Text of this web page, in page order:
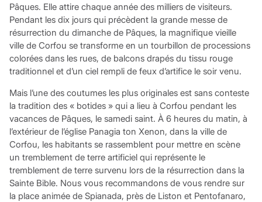
Pâques. Elle attire chaque année des milliers de visiteurs.
Pendant les dix jours qui précèdent la grande messe de
résurrection du dimanche de Pâques, la magnifique vieille
ville de Corfou se transforme en un tourbillon de processions
colorées dans les rues, de balcons drapés du tissu rouge
traditionnel et d’un ciel rempli de feux d’artifice le soir venu.
Mais l’une des coutumes les plus originales est sans conteste
la tradition des « botides » qui a lieu à Corfou pendant les
vacances de Pâques, le samedi saint. À 6 heures du matin, à
l’extérieur de l’église Panagia ton Xenon, dans la ville de
Corfou, les habitants se rassemblent pour mettre en scène
un tremblement de terre artificiel qui représente le
tremblement de terre survenu lors de la résurrection dans la
Sainte Bible. Nous vous recommandons de vous rendre sur
la place animée de Spianada, près de Liston et Pentofanaro,